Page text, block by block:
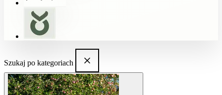
Szukaj po kategoriach